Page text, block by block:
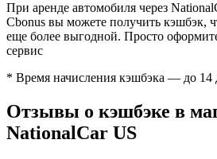
При аренде автомобиля через
Cbonus вы можете получить кэшбэк,
еще более выгодной. Просто
сервис
* Время начисления кэшбэка — до 14
Отзывы о кэшбэке в
NationalCar US